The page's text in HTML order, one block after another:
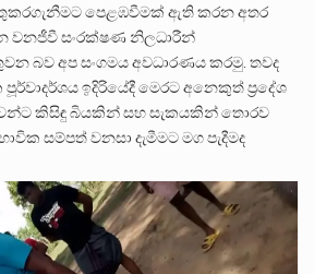
පෙළඹවීමක් ඇති කරන අතර
වනජීවී සංරක්ෂණ නිලධාරීන්
බව අප සංගමය අවධාරණය කරමු. තවද
ඉදිරියේදී මෙරට අනෙකුත් ප්‍රදේශ
කිසිඳු බියකින් සහ සැකයකින් තොරව
සම්පත් වනසා දැමීමට මග පැදීමද